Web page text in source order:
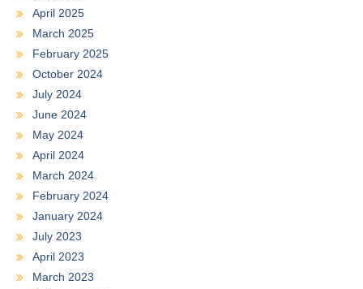
April 2025
March 2025
February 2025
October 2024
July 2024
June 2024
May 2024
April 2024
March 2024
February 2024
January 2024
July 2023
April 2023
March 2023